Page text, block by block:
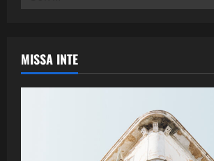
MISSA INTE